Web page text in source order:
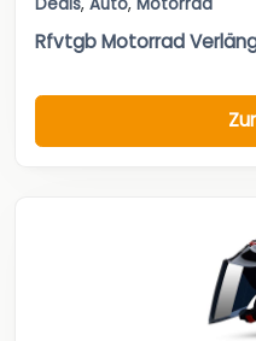
Rfvtgb Motorrad